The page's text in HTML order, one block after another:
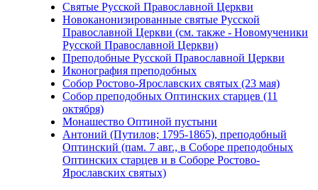
Святые Русской Православной Церкви
Новоканонизированные святые Русской
Православной Церкви (см. также - Новомученики
Русской Православной Церкви)
Преподобные Русской Православной Церкви
Иконография преподобных
Собор Ростово-Ярославских святых (23 мая)
Собор преподобных Оптинских старцев (11
октября)
Монашество Оптиной пустыни
Антоний (Путилов; 1795-1865), преподобный
Оптинский (пам. 7 авг., в Соборе преподобных
Оптинских старцев и в Соборе Ростово-
Ярославских святых)